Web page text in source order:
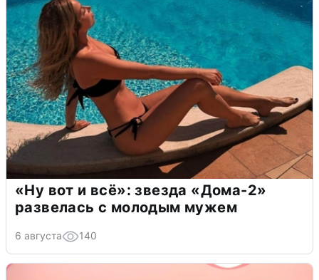
«Ну вот и всё»: звезда «Дома-2»
развелась с молодым мужем
6 августа 140